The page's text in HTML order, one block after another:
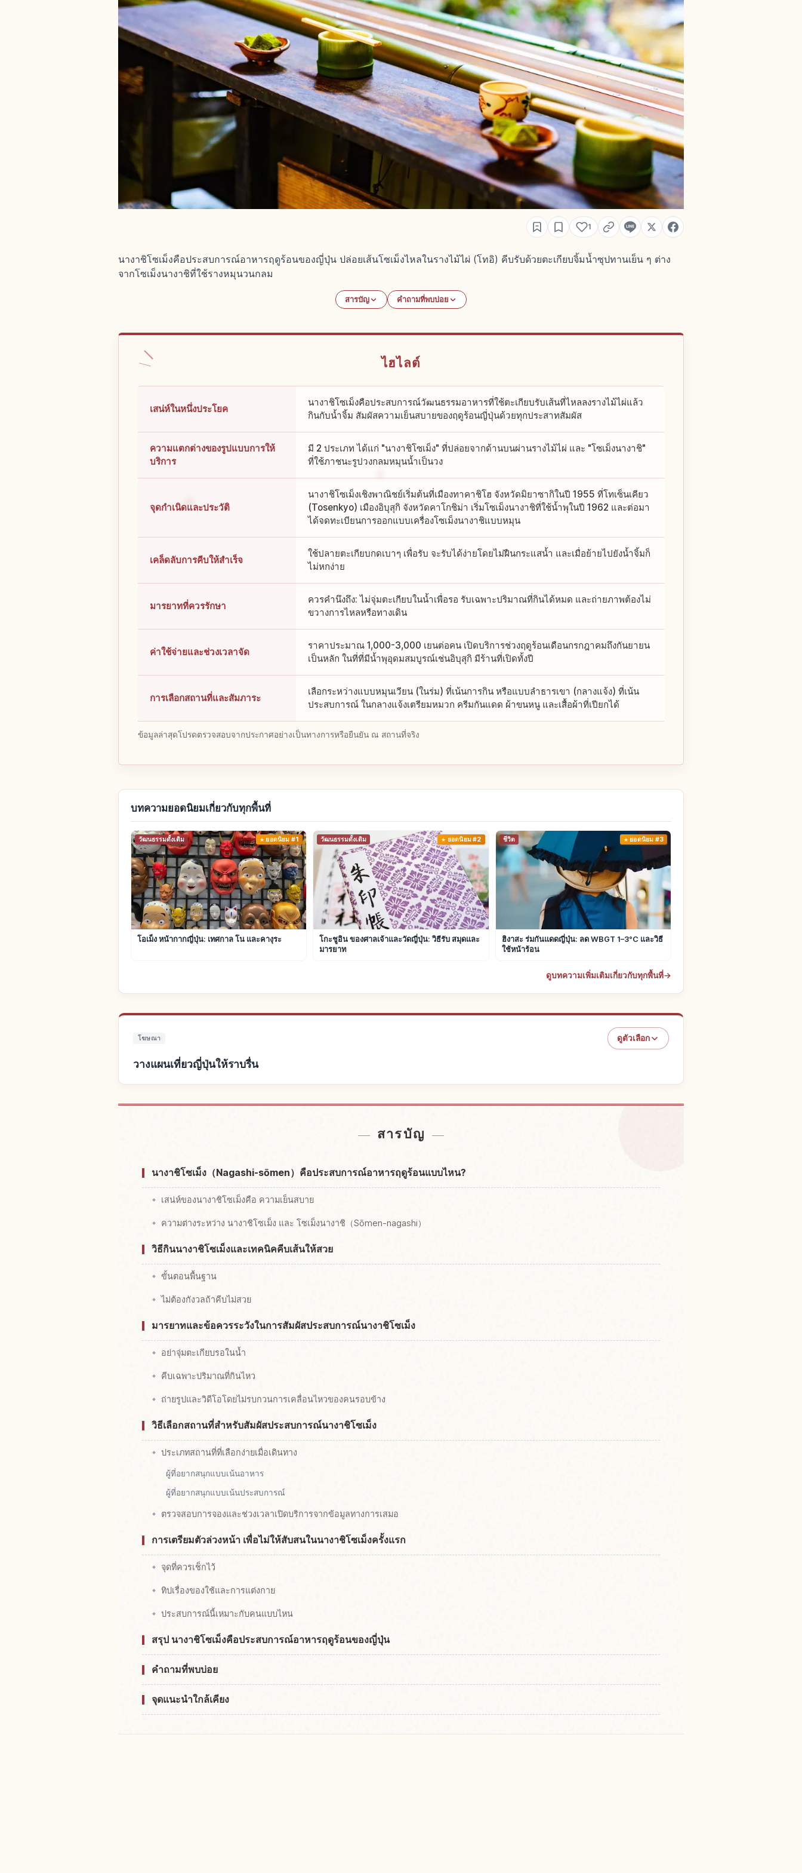
1
นางาชิโซเม็งคือประสบการณ์อาหารฤดูร้อนของญี่ปุ่น ปล่อยเส้นโซเม็งไหลในรางไม้ไผ่ (โทอิ) คีบรับด้วยตะเกียบจิ้มน้ำซุปทานเย็น ๆ ต่าง
จากโซเม็งนางาชิที่ใช้รางหมุนวนกลม
สารบัญ คำถามที่พบบ่อย
ไฮไลต์
เสน่ห์ในหนึ่งประโยค
นางาชิโซเม็งคือประสบการณ์วัฒนธรรมอาหารที่ใช้ตะเกียบรับเส้นที่ไหลลงรางไม้ไผ่แล้ว
กินกับน้ำจิ้ม สัมผัสความเย็นสบายของฤดูร้อนญี่ปุ่นด้วยทุกประสาทสัมผัส
ความแตกต่างของรูปแบบการให้
บริการ
มี 2 ประเภท ได้แก่ "นางาชิโซเม็ง" ที่ปล่อยจากด้านบนผ่านรางไม้ไผ่ และ "โซเม็งนางาชิ"
ที่ใช้ภาชนะรูปวงกลมหมุนน้ำเป็นวง
จุดกำเนิดและประวัติ
นางาชิโซเม็งเชิงพาณิชย์เริ่มต้นที่เมืองทาคาชิโฮ จังหวัดมิยาซากิในปี 1955 ที่โทเซ็นเคียว
(Tosenkyo) เมืองอิบุสุกิ จังหวัดคาโกชิม่า เริ่มโซเม็งนางาชิที่ใช้น้ำพุในปี 1962 และต่อมา
ได้จดทะเบียนการออกแบบเครื่องโซเม็งนางาชิแบบหมุน
เคล็ดลับการคีบให้สำเร็จ
ใช้ปลายตะเกียบกดเบาๆ เพื่อรับ จะรับได้ง่ายโดยไม่ฝืนกระแสน้ำ และเมื่อย้ายไปยังน้ำจิ้มก็
ไม่หกง่าย
มารยาทที่ควรรักษา
ควรคำนึงถึง: ไม่จุ่มตะเกียบในน้ำเพื่อรอ รับเฉพาะปริมาณที่กินได้หมด และถ่ายภาพต้องไม่
ขวางการไหลหรือทางเดิน
ค่าใช้จ่ายและช่วงเวลาจัด
ราคาประมาณ 1,000-3,000 เยนต่อคน เปิดบริการช่วงฤดูร้อนเดือนกรกฎาคมถึงกันยายน
เป็นหลัก ในที่ที่มีน้ำพุอุดมสมบูรณ์เช่นอิบุสุกิ มีร้านที่เปิดทั้งปี
การเลือกสถานที่และสัมภาระ
เลือกระหว่างแบบหมุนเวียน (ในร่ม) ที่เน้นการกิน หรือแบบลำธารเขา (กลางแจ้ง) ที่เน้น
ประสบการณ์ ในกลางแจ้งเตรียมหมวก ครีมกันแดด ผ้าขนหนู และเสื้อผ้าที่เปียกได้
ข้อมูลล่าสุดโปรดตรวจสอบจากประกาศอย่างเป็นทางการหรือยืนยัน ณ สถานที่จริง
บทความยอดนิยมเกี่ยวกับทุกพื้นที่
วัฒนธรรมดั้งเดิม ยอดนิยม #1
โอเม็ง หน้ากากญี่ปุ่น: เทศกาล โน และคางุระ
วัฒนธรรมดั้งเดิม ยอดนิยม #2
โกะชูอิน ของศาลเจ้าและวัดญี่ปุ่น: วิธีรับ สมุดและ
มารยาท
ชีวิต ยอดนิยม #3
ฮิงาสะ ร่มกันแดดญี่ปุ่น: ลด WBGT 1–3°C และวิธี
ใช้หน้าร้อน
ดูบทความเพิ่มเติมเกี่ยวกับทุกพื้นที่→
โฆษณา ดูตัวเลือก
วางแผนเที่ยวญี่ปุ่นให้ราบรื่น
สารบัญ
นางาชิโซเม็ง（Nagashi-sōmen）คือประสบการณ์อาหารฤดูร้อนแบบไหน?
เสน่ห์ของนางาชิโซเม็งคือ ความเย็นสบาย
ความต่างระหว่าง นางาชิโซเม็ง และ โซเม็งนางาชิ（Sōmen-nagashi）
วิธีกินนางาชิโซเม็งและเทคนิคคีบเส้นให้สวย
ขั้นตอนพื้นฐาน
ไม่ต้องกังวลถ้าคีบไม่สวย
มารยาทและข้อควรระวังในการสัมผัสประสบการณ์นางาชิโซเม็ง
อย่าจุ่มตะเกียบรอในน้ำ
คีบเฉพาะปริมาณที่กินไหว
ถ่ายรูปและวิดีโอโดยไม่รบกวนการเคลื่อนไหวของคนรอบข้าง
วิธีเลือกสถานที่สำหรับสัมผัสประสบการณ์นางาชิโซเม็ง
ประเภทสถานที่ที่เลือกง่ายเมื่อเดินทาง
ผู้ที่อยากสนุกแบบเน้นอาหาร
ผู้ที่อยากสนุกแบบเน้นประสบการณ์
ตรวจสอบการจองและช่วงเวลาเปิดบริการจากข้อมูลทางการเสมอ
การเตรียมตัวล่วงหน้า เพื่อไม่ให้สับสนในนางาชิโซเม็งครั้งแรก
จุดที่ควรเช็กไว้
ทิปเรื่องของใช้และการแต่งกาย
ประสบการณ์นี้เหมาะกับคนแบบไหน
สรุป นางาชิโซเม็งคือประสบการณ์อาหารฤดูร้อนของญี่ปุ่น
คำถามที่พบบ่อย
จุดแนะนำใกล้เคียง